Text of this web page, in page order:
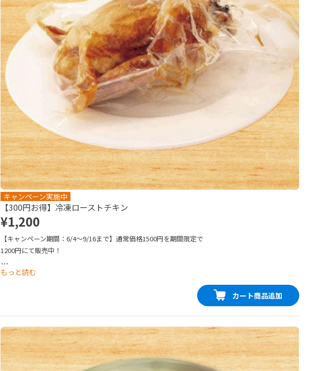
キャンペーン実施中
【300円お得】冷凍ローストチキン
¥1,200
【キャンペーン期間：6/4～9/16まで】通常価格1500円を期間限定で
1200円にて販売中！
自家製ローストチキン‼※加熱してお召し上がりください。
…
もっと読む
カート商品追加